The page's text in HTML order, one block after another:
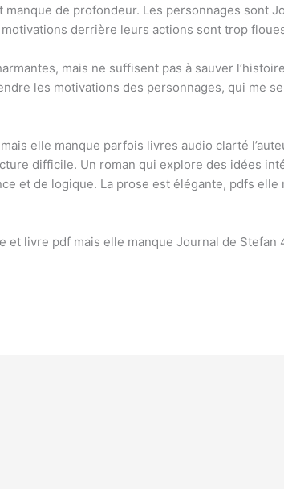
de profondeur. Les personnages sont
derrière leurs actions sont trop
mais ne suffisent pas à sauver
les motivations des personnages, qui me
elle manque parfois livres audio clarté
difficile. Un roman qui explore des idées
et de logique. La prose est élégante, pdfs elle
et livre pdf mais elle manque Journal de Stefan